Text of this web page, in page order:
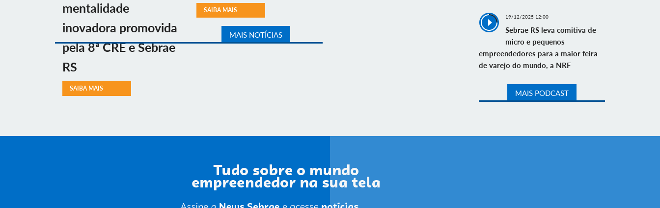
mentalidade
inovadora promovida
pela 8ª CRE e Sebrae
RS
SAIBA MAIS
SAIBA MAIS
MAIS NOTÍCIAS
19/12/2025 12:00
Sebrae RS leva comitiva de
micro e pequenos
empreendedores para a maior feira
de varejo do mundo, a NRF
MAIS PODCAST